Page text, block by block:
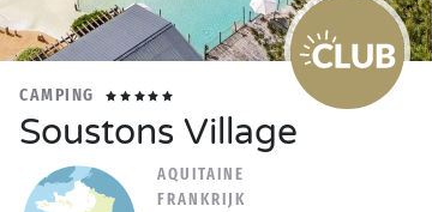
CAMPING
Soustons Village
AQUITAINE
FRANKRIJK